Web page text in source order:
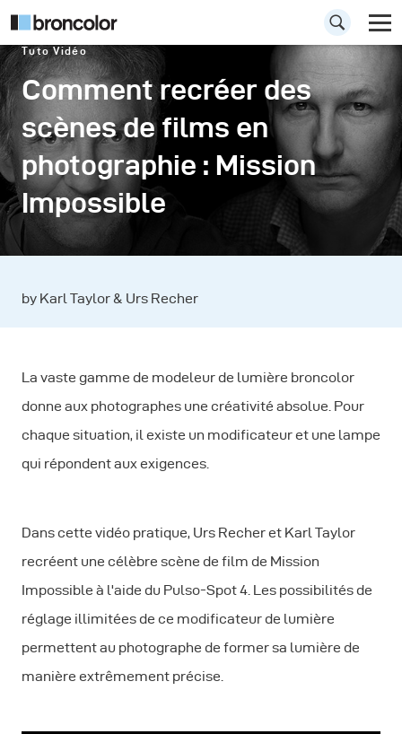
Tuto Vidéo
Comment recréer des
scènes de films en
photographie : Mission
Impossible
by Karl Taylor & Urs Recher
La vaste gamme de modeleur de lumière broncolor
donne aux photographes une créativité absolue. Pour
chaque situation, il existe un modificateur et une lampe
qui répondent aux exigences.
Dans cette vidéo pratique, Urs Recher et Karl Taylor
recréent une célèbre scène de film de Mission
Impossible à l'aide du Pulso-Spot 4. Les possibilités de
réglage illimitées de ce modificateur de lumière
permettent au photographe de former sa lumière de
manière extrêmement précise.